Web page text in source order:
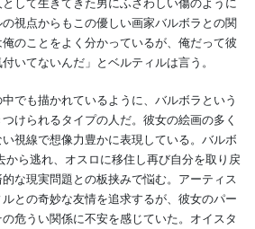
視点からもこの優しい画家バルボラとの関
のことをよく分かっているが、俺だって彼
いてないんだ」とベルティルは言う。
でも描かれているように、バルボラという
けられるタイプの人だ。彼女の絵画の多く
視線で想像力豊かに表現している。バルボ
から逃れ、オスロに移住し再び自分を取り戻
な現実問題との板挟みで悩む。アーティス
との奇妙な友情を追求するが、彼女のパー
危うい関係に不安を感じていた。オイスタ